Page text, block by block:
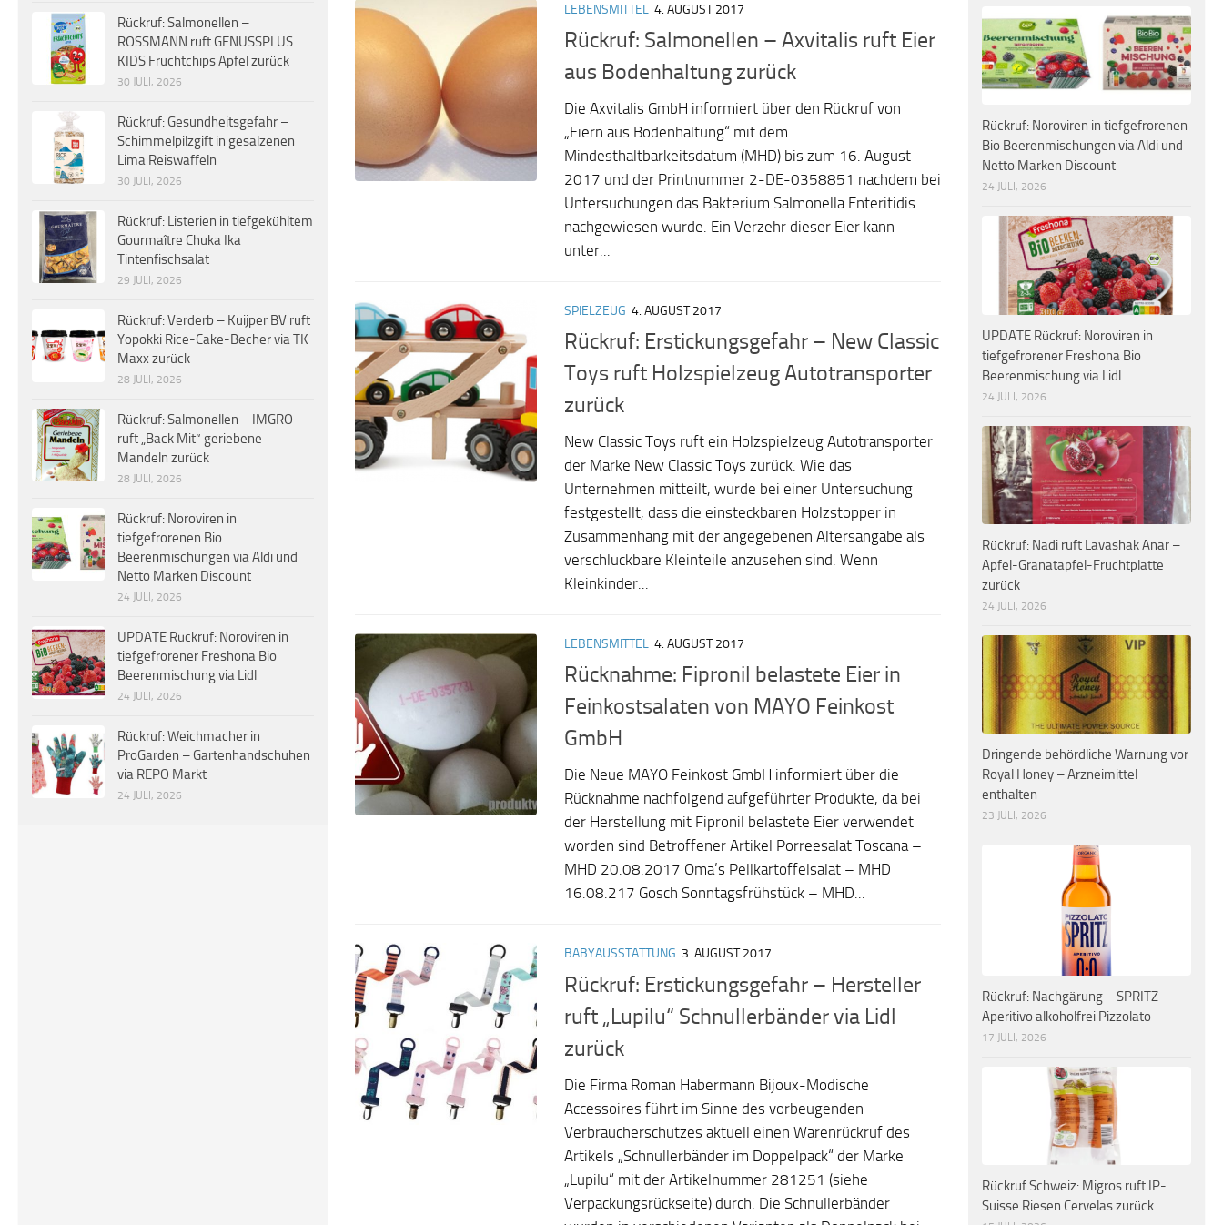
LEBENSMITTEL 4. AUGUST 2017
Rückruf: Salmonellen – Axvitalis ruft Eier
aus Bodenhaltung zurück
Die Axvitalis GmbH informiert über den Rückruf von
„Eiern aus Bodenhaltung“ mit dem
Mindesthaltbarkeitsdatum (MHD) bis zum 16. August
2017 und der Printnummer 2-DE-0358851 nachdem bei
Untersuchungen das Bakterium Salmonella Enteritidis
nachgewiesen wurde. Ein Verzehr dieser Eier kann
unter...
SPIELZEUG 4. AUGUST 2017
Rückruf: Erstickungsgefahr – New Classic
Toys ruft Holzspielzeug Autotransporter
zurück
New Classic Toys ruft ein Holzspielzeug Autotransporter
der Marke New Classic Toys zurück. Wie das
Unternehmen mitteilt, wurde bei einer Untersuchung
festgestellt, dass die einsteckbaren Holzstopper in
Zusammenhang mit der angegebenen Altersangabe als
verschluckbare Kleinteile anzusehen sind. Wenn
Kleinkinder...
LEBENSMITTEL 4. AUGUST 2017
Rücknahme: Fipronil belastete Eier in
Feinkostsalaten von MAYO Feinkost
GmbH
Die Neue MAYO Feinkost GmbH informiert über die
Rücknahme nachfolgend aufgeführter Produkte, da bei
der Herstellung mit Fipronil belastete Eier verwendet
worden sind Betroffener Artikel Porreesalat Toscana –
MHD 20.08.2017 Oma’s Pellkartoffelsalat – MHD
16.08.217 Gosch Sonntagsfrühstück – MHD...
BABYAUSSTATTUNG 3. AUGUST 2017
Rückruf: Erstickungsgefahr – Hersteller
ruft „Lupilu“ Schnullerbänder via Lidl
zurück
Die Firma Roman Habermann Bijoux-Modische
Accessoires führt im Sinne des vorbeugenden
Verbraucherschutzes aktuell einen Warenrückruf des
Artikels „Schnullerbänder im Doppelpack“ der Marke
„Lupilu“ mit der Artikelnummer 281251 (siehe
Verpackungsrückseite) durch. Die Schnullerbänder
Rückruf: Salmonellen –
ROSSMANN ruft GENUSSPLUS
KIDS Fruchtchips Apfel zurück
30 JULI, 2026
Rückruf: Gesundheitsgefahr –
Schimmelpilzgift in gesalzenen
Lima Reiswaffeln
30 JULI, 2026
Rückruf: Listerien in tiefgekühltem
Gourmaître Chuka Ika
Tintenfischsalat
29 JULI, 2026
Rückruf: Verderb – Kuijper BV ruft
Yopokki Rice-Cake-Becher via TK
Maxx zurück
28 JULI, 2026
Rückruf: Salmonellen – IMGRO
ruft „Back Mit“ geriebene
Mandeln zurück
28 JULI, 2026
Rückruf: Noroviren in
tiefgefrorenen Bio
Beerenmischungen via Aldi und
Netto Marken Discount
24 JULI, 2026
UPDATE Rückruf: Noroviren in
tiefgefrorener Freshona Bio
Beerenmischung via Lidl
24 JULI, 2026
Rückruf: Weichmacher in
ProGarden – Gartenhandschuhen
via REPO Markt
24 JULI, 2026
Rückruf: Noroviren in tiefgefrorenen
Bio Beerenmischungen via Aldi und
Netto Marken Discount
24 JULI, 2026
UPDATE Rückruf: Noroviren in
tiefgefrorener Freshona Bio
Beerenmischung via Lidl
24 JULI, 2026
Rückruf: Nadi ruft Lavashak Anar –
Apfel-Granatapfel-Fruchtplatte
zurück
24 JULI, 2026
Dringende behördliche Warnung vor
Royal Honey – Arzneimittel
enthalten
23 JULI, 2026
Rückruf: Nachgärung – SPRITZ
Aperitivo alkoholfrei Pizzolato
17 JULI, 2026
Rückruf Schweiz: Migros ruft IP-
Suisse Riesen Cervelas zurück